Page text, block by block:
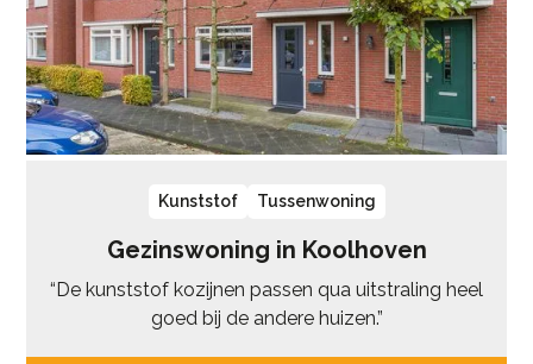
Kunststof Tussenwoning
Gezinswoning in Koolhoven
“De kunststof kozijnen passen qua uitstraling heel
goed bij de andere huizen.”